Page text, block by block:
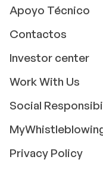
Apoyo Técnico
Contactos
Investor center
Work With Us
Social
Privacy Policy